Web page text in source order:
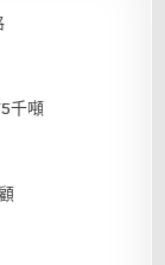
千噸